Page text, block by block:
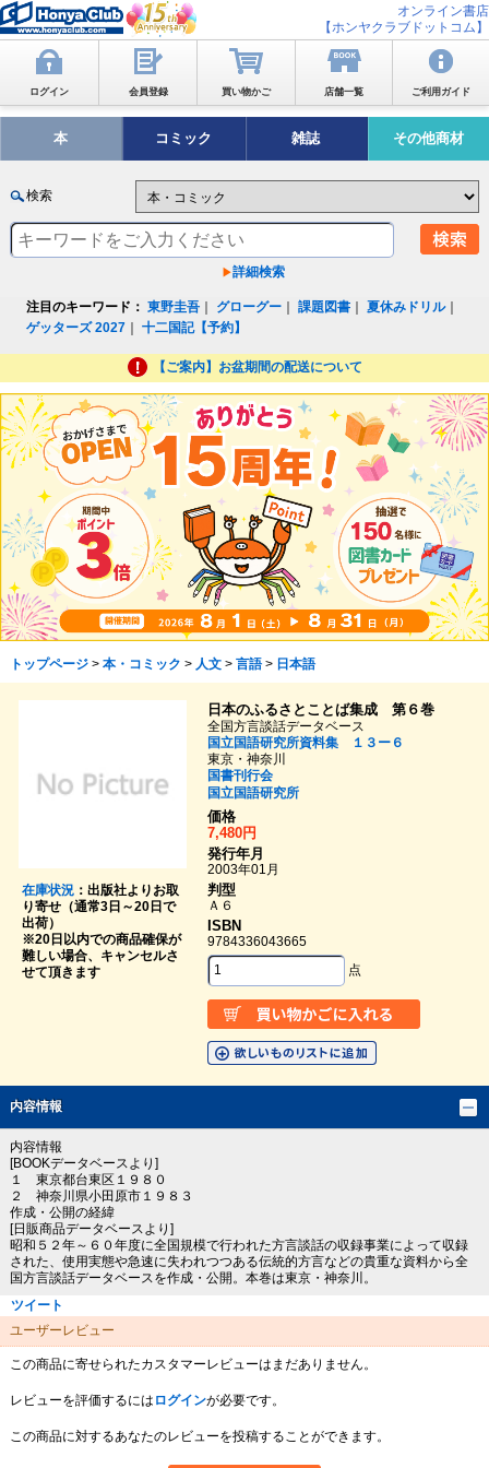
オンライン書店
【ホンヤクラブドットコム】
ログイン 会員登録 買い物かご 店舗一覧 ご利用ガイド
本 コミック 雑誌 その他商材
検索
詳細検索
注目のキーワード： 東野圭吾 グローグー ｜課題図書 ｜夏休みドリル｜
ゲッターズ 2027 ｜十二国記【予約】
【ご案内】お盆期間の配送について
トップページ> 本・コミック > 人文> 言語> 日本語
在庫状況：出版社よりお取
り寄せ（通常3日～20日で
出荷）
※20日以内での商品確保が
難しい場合、キャンセルさ
せて頂きます
日本のふるさとことば集成 第６巻
全国方言談話データベース
国立国語研究所資料集 １３ー６
東京・神奈川
国書刊行会
国立国語研究所
価格
7,480円
発行年月
2003年01月
判型
Ａ６
ISBN
9784336043665
点
内容情報
内容情報
[BOOKデータベースより]
１ 東京都台東区１９８０
２ 神奈川県小田原市１９８３
作成・公開の経緯
[日販商品データベースより]
昭和５２年～６０年度に全国規模で行われた方言談話の収録事業によって収録
された、使用実態や急速に失われつつある伝統的方言などの貴重な資料から全
国方言談話データベースを作成・公開。本巻は東京・神奈川。
ツイート
ユーザーレビュー
この商品に寄せられたカスタマーレビューはまだありません。
レビューを評価するには ログインが必要です。
この商品に対するあなたのレビューを投稿することができます。